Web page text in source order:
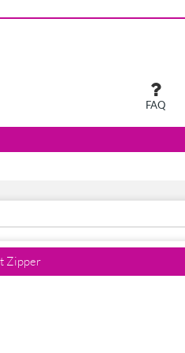
FAQ
Zipper